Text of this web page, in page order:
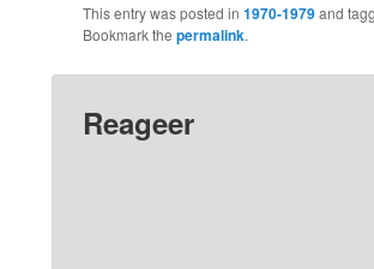
This entry was posted in 1970-1979and
Bookmark the permalink.
Reageer